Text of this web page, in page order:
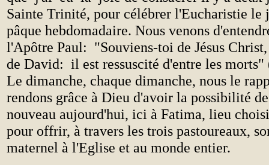
Sainte Trinité, pour célébrer l'Eucharistie le
pâque hebdomadaire. Nous venons
l'Apôtre Paul: "Souviens-toi de Jésus Christ,
de David: il est ressuscité d'entre les
Le dimanche, chaque dimanche, nous le
rendons grâce à Dieu d'avoir la possibilité
nouveau aujourd'hui, ici à Fatima, lieu
pour offrir, à travers les trois pastoureaux,
maternel à l'Eglise et au monde entier.